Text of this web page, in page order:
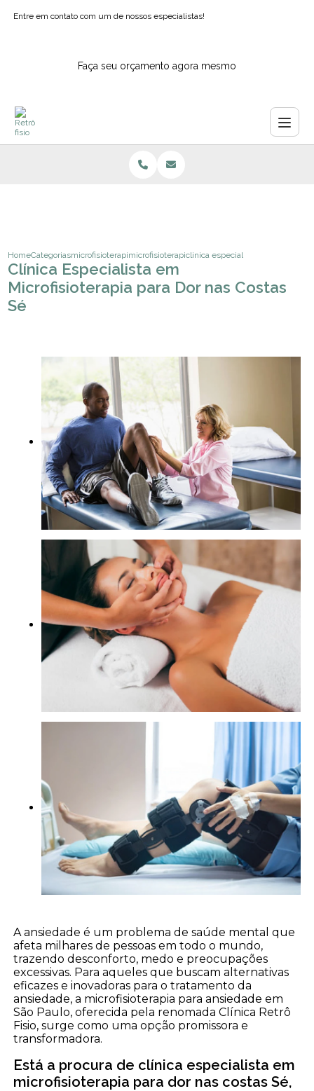
Entre em contato com um de nossos especialistas!
Faça seu orçamento agora mesmo
HomeCategoriasmicrofisioterapiamicrofisioterapia para ansiedade sao paulo
clinica especialista em
Clínica Especialista em
Microfisioterapia para Dor nas Costas
Sé
A ansiedade é um problema de saúde mental que
afeta milhares de pessoas em todo o mundo,
trazendo desconforto, medo e preocupações
excessivas. Para aqueles que buscam alternativas
eficazes e inovadoras para o tratamento da
ansiedade, a microfisioterapia para ansiedade em
São Paulo, oferecida pela renomada Clínica Retrô
Fisio, surge como uma opção promissora e
transformadora.
Está a procura de clínica especialista em
microfisioterapia para dor nas costas Sé,